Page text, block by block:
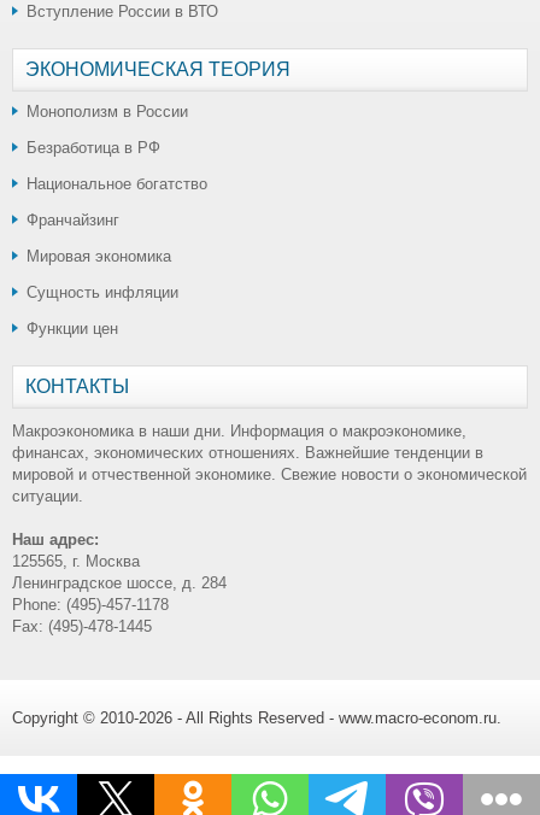
Вступление России в ВТО
ЭКОНОМИЧЕСКАЯ ТЕОРИЯ
Монополизм в России
Безработица в РФ
Национальное богатство
Франчайзинг
Мировая экономика
Сущность инфляции
Функции цен
КОНТАКТЫ
Макроэкономика в наши дни. Информация о макроэкономике,
финансах, экономических отношениях. Важнейшие тенденции в
мировой и отчественной экономике. Свежие новости о экономической
ситуации.
Наш адрес:
125565, г. Москва
Ленинградское шоссе, д. 284
Phone: (495)-457-1178
Fax: (495)-478-1445
Copyright © 2010-2026 - All Rights Reserved - www.macro-econom.ru.